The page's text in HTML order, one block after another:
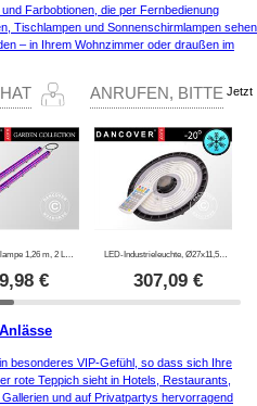
Farbobtionen, die per Fernbedienung
Tischlampen und Sonnenschirmlampen sehen
– in Ihrem Wohnzimmer oder draußen im
ANRUFEN, BITTE Jetzt
LED Pflanzenlampe 1,26 m, 2 Lampen, Grau
€
LED-Industrieleuchte, Ø27x11,5cm, mit Sensor/Fernbedienung, Schwarz
307,09€
besonderes VIP-Gefühl, so dass sich Ihre
rote Teppich sieht in Hotels, Restaurants,
und auf Privatpartys hervorragend